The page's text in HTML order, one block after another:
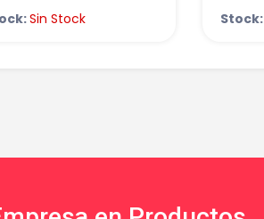
Sin Stock Stock: